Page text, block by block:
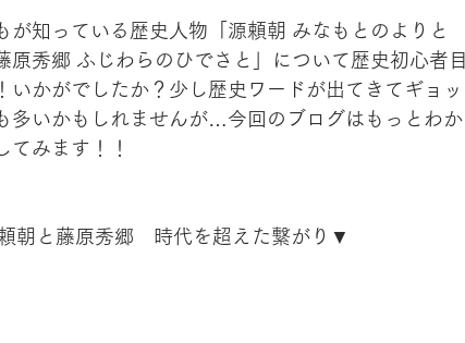
が知っている歴史人物「源頼朝 みなもとのよりと
原秀郷 ふじわらのひでさと」について歴史初心者目
いかがでしたか？少し歴史ワードが出てきてギョッ
多いかもしれませんが…今回のブログはもっとわか
てみます！！
朝と藤原秀郷　時代を超えた繋がり▼